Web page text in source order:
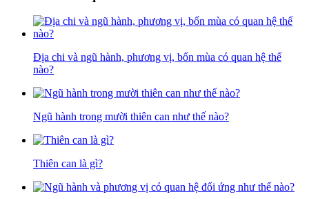
Địa chi và ngũ hành, phương vị, bốn mùa có quan hệ thế
nào?
Ngũ hành trong mười thiên can như thế nào?
Thiên can là gì?